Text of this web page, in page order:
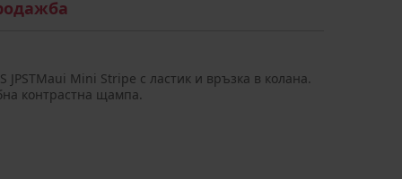
JPSTMaui Mini Stripe с ластик и връзка в колана.
контрастна щампа.